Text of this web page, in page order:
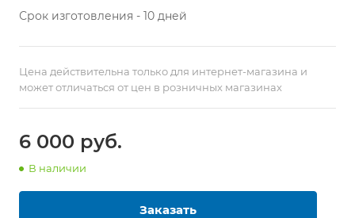
Срок изготовления - 10 дней
Цена действительна только для интернет-магазина и
может отличаться от цен в розничных магазинах
6 000 руб.
В наличии
Заказать